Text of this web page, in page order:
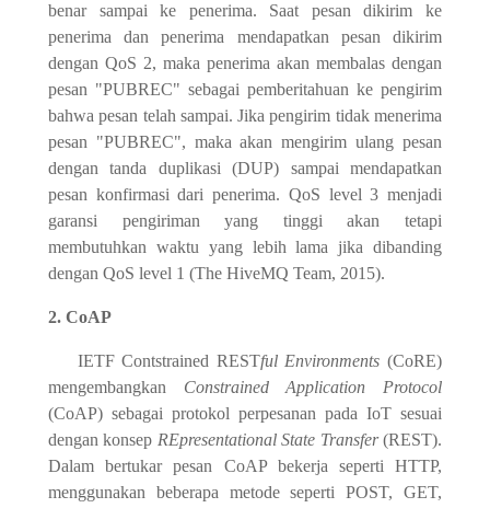
benar sampai ke penerima. Saat pesan dikirim ke
penerima dan penerima mendapatkan pesan dikirim
dengan QoS 2, maka penerima akan membalas dengan
pesan "PUBREC" sebagai pemberitahuan ke pengirim
bahwa pesan telah sampai. Jika pengirim tidak menerima
pesan "PUBREC", maka akan mengirim ulang pesan
dengan tanda duplikasi (DUP) sampai mendapatkan
pesan konfirmasi dari penerima. QoS level 3 menjadi
garansi pengiriman yang tinggi akan tetapi
membutuhkan waktu yang lebih lama jika dibanding
dengan QoS level 1 (The HiveMQ Team, 2015).
2. CoAP
IETF Contstrained RESTful Environments (CoRE)
mengembangkan Constrained Application Protocol
(CoAP) sebagai protokol perpesanan pada IoT sesuai
dengan konsep REpresentational State Transfer(REST).
Dalam bertukar pesan CoAP bekerja seperti HTTP,
menggunakan beberapa metode seperti POST, GET,